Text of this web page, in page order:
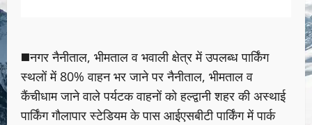
◼️नगर नैनीताल, भीमताल व भवाली क्षेत्र में उपलब्ध पार्किंग
स्थलों में 80% वाहन भर जाने पर नैनीताल, भीमताल व
कैंचीधाम जाने वाले पर्यटक वाहनों को हल्द्वानी शहर की अस्थाई
पार्किंग गौलापार स्टेडियम के पास आईएसबीटी पार्किंग में पार्क